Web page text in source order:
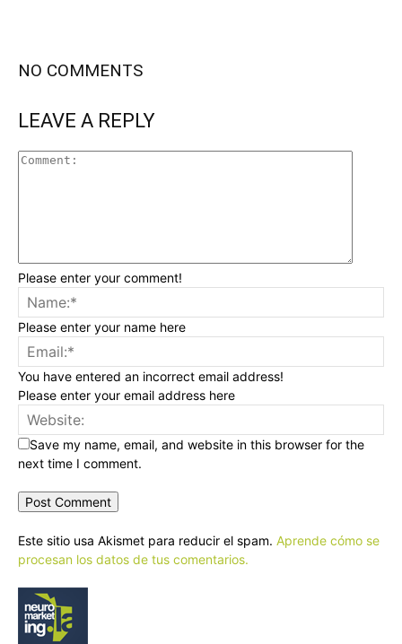
NO COMMENTS
LEAVE A REPLY
Please enter your comment!
Please enter your name here
You have entered an incorrect email address!
Please enter your email address here
Save my name, email, and website in this browser for the
next time I comment.
Este sitio usa Akismet para reducir el spam. Aprende cómo se
procesan los datos de tus comentarios.